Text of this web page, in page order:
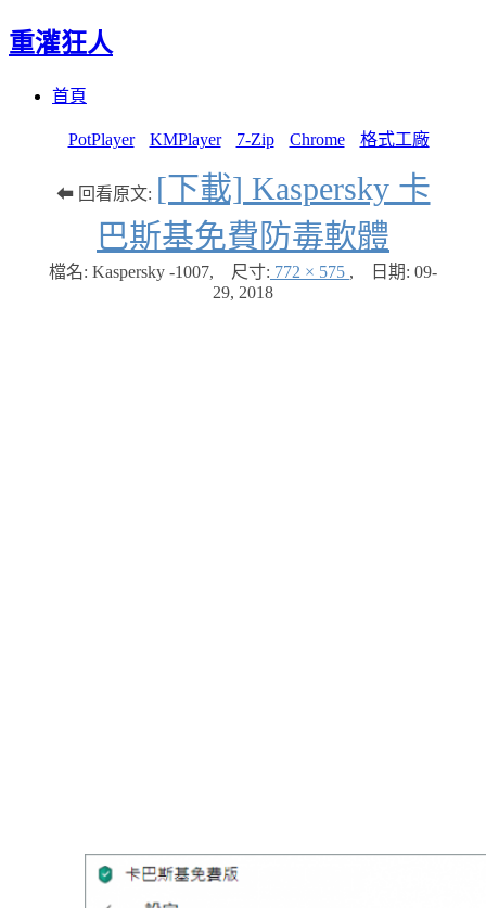
重灌狂人
首頁
PotPlayer KMPlayer 7-Zip Chrome 格式工廠
⬅ 回看原文: [下載] Kaspersky 卡
巴斯基免費防毒軟體
檔名: Kaspersky -1007, 尺寸: 772 × 575 , 日期: 09-
29, 2018